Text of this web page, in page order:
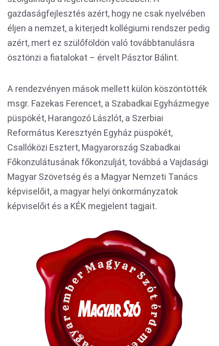
gazdaságfejlesztés azért, hogy ne csak nyelvében
éljen a nemzet, a kiterjedt kollégiumi rendszer pedig
azért, mert ez szülőföldön való továbbtanulásra
ösztönzi a fiatalokat – érvelt Pásztor Bálint.
A rendezvényen mások mellett külön köszöntötték
msgr. Fazekas Ferencet, a Szabadkai Egyházmegye
püspökét, Harangozó Lászlót, a Szerbiai
Református Keresztyén Egyház püspökét,
Csallóközi Esztert, Magyarország Szabadkai
Főkonzulátusának főkonzulját, továbbá a Vajdasági
Magyar Szövetség és a Magyar Nemzeti Tanács
képviselőit, a magyar helyi önkormányzatok
képviselőit és a KÉK megjelent tagjait.